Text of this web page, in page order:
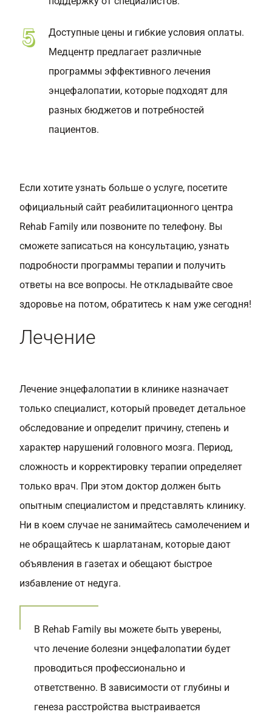
Доступные цены и гибкие условия оплаты.
Медцентр предлагает различные
программы эффективного лечения
энцефалопатии, которые подходят для
разных бюджетов и потребностей
пациентов.
Если хотите узнать больше о услуге, посетите
официальный сайт реабилитационного центра
Rehab Family или позвоните по телефону. Вы
сможете записаться на консультацию, узнать
подробности программы терапии и получить
ответы на все вопросы. Не откладывайте свое
здоровье на потом, обратитесь к нам уже сегодня!
Лечение
Лечение энцефалопатии в клинике назначает
только специалист, который проведет детальное
обследование и определит причину, степень и
характер нарушений головного мозга. Период,
сложность и корректировку терапии определяет
только врач. При этом доктор должен быть
опытным специалистом и представлять клинику.
Ни в коем случае не занимайтесь самолечением и
не обращайтесь к шарлатанам, которые дают
объявления в газетах и обещают быстрое
избавление от недуга.
В Rehab Family вы можете быть уверены,
что лечение болезни энцефалопатии будет
проводиться профессионально и
ответственно. В зависимости от глубины и
генеза расстройства выстраивается